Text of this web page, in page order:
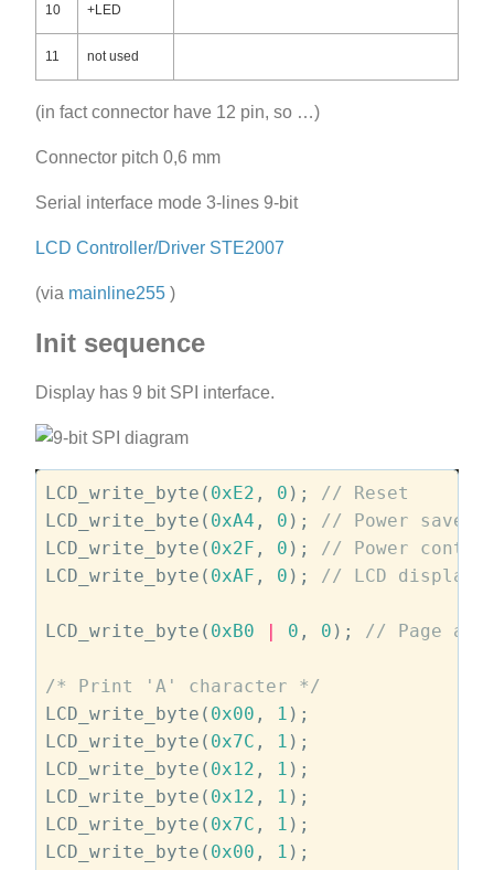
10 +LED
11 not used
(in fact connector have 12 pin, so …)
Connector pitch 0,6 mm
Serial interface mode 3-lines 9-bit
LCD Controller/Driver STE2007
(via mainline255 )
Init sequence
Display has 9 bit SPI interface.
LCD_write_byte( 0xE2 , 0 );
// Reset
LCD_write_byte( 0xA4 , 0 );
// Power saver
LCD_write_byte( 0x2F , 0 );
// Power
LCD_write_byte( 0xAF , 0 ); // LCD display
LCD_write_byte( 0xB0 | 0 , 0 ); // Page
/* Print 'A' character */
LCD_write_byte( 0x00 , 1 );
LCD_write_byte( 0x7C , 1 );
LCD_write_byte( 0x12 , 1 );
LCD_write_byte( 0x12 , 1 );
LCD_write_byte( 0x7C , 1 );
LCD_write_byte( 0x00 , 1